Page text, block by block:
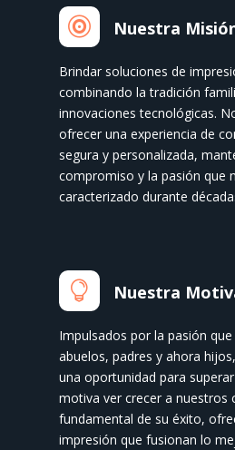
 Nuestra
Brindar soluciones de
combinando la tradición
innovaciones tecnológicas.
ofrecer una experiencia de
segura y personalizada,
compromiso y la pasión que
caracterizado durante
 Nuestra
Impulsados por la pasión
abuelos, padres y ahora
una oportunidad para
motiva ver crecer a nuestros
fundamental de su éxito,
impresión que fusionan lo